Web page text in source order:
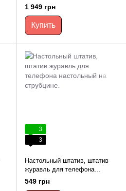
1 949 грн
Купить
3
3
Настольный штатив, штатив
журавль для телефона
настольный на струбцине.
549 грн